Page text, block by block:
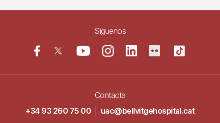
Siguenos
Contacta
+34 93 260 75 00
uac@bellvitgehospital.cat